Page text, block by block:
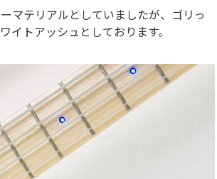
マテリアルとしていましたが、ゴリっ
イトアッシュとしております。